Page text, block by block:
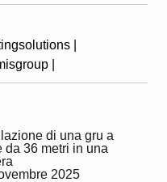
|
|
di una gru a
da 36 metri in una
2025